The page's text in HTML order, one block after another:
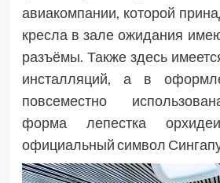
авиакомпании, которой
кресла в зале ожидания
разъёмы. Также здесь
инсталляций, а в
повсеместно
форма лепестка
официальный символ